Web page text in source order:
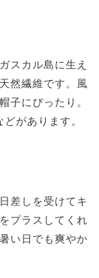
スカル島に生え
然繊維です。風
子にぴったり。
があります。
差しを受けてキ
プラスしてくれ
い日でも爽やか